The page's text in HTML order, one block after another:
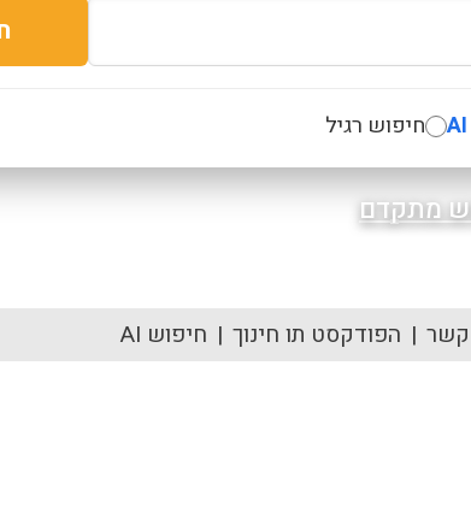
חיפוש רגיל
מתקדם
קשר הפודקסט תו חינוך חיפוש AI